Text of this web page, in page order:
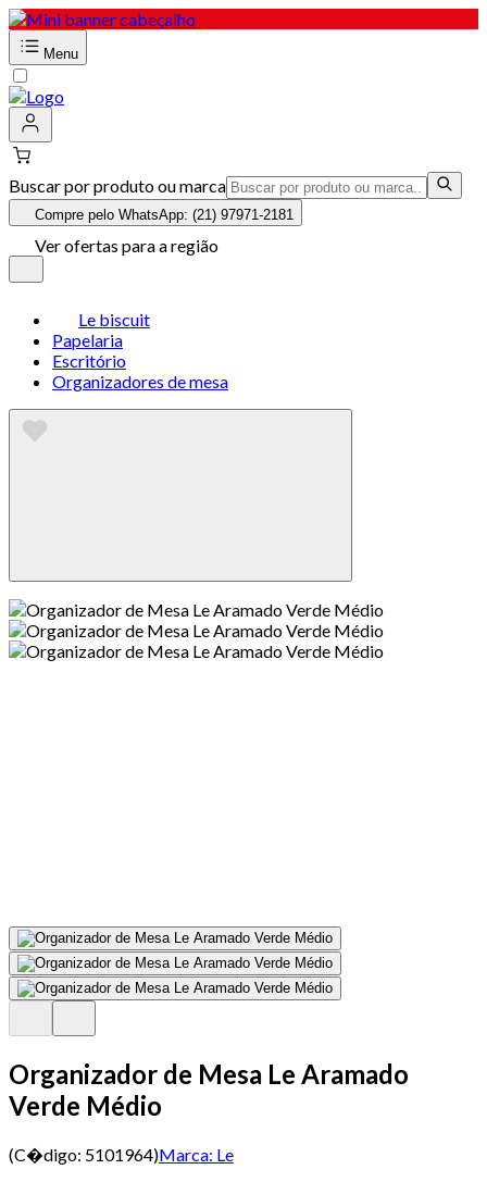
Menu
Buscar por produto ou marca
Compre pelo WhatsApp: (21) 97971-2181
Ver ofertas para a região
Le biscuit
Papelaria
Escritório
Organizadores de mesa
Organizador de Mesa Le Aramado
Verde Médio
(C�digo: 5101964)Marca: Le